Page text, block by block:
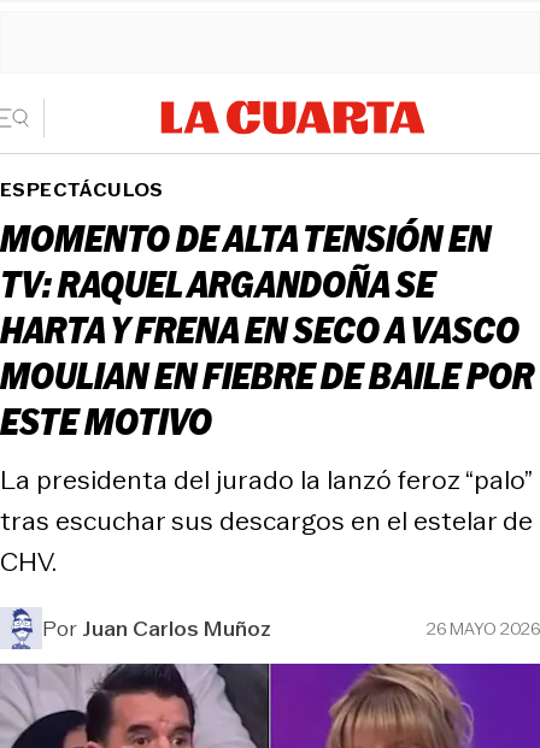
ESPECTÁCULOS
MOMENTO DE ALTA TENSIÓN EN
TV: RAQUEL ARGANDOÑA SE
HARTA Y FRENA EN SECO A VASCO
MOULIAN EN FIEBRE DE BAILE POR
ESTE MOTIVO
La presidenta del jurado la lanzó feroz “palo”
tras escuchar sus descargos en el estelar de
CHV.
PorJuan Carlos Muñoz 26 MAYO 2026